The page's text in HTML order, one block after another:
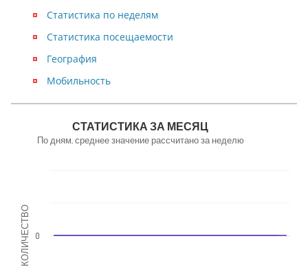
Статистика посещаемости
География
Мобильность
Статистика по неделям
КОЛИЧЕСТВО
СТАТИСТИКА ЗА МЕСЯЦ
По дням, среднее значение рассчитано за неделю
0